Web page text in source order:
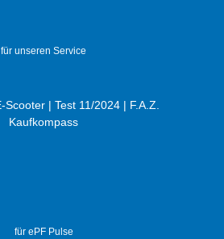
für unseren Service
für ePF Pulse